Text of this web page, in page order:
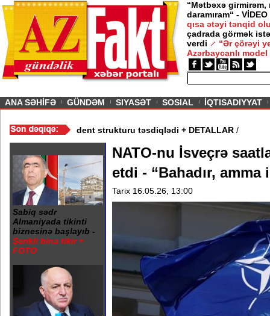
“Mətbəxə girmirəm,
daramıram“ - VİDEO
qısa ətəyi tənqid
çadrada görmək
verdi
“Ər çörəyi
Azərbaycanlı model
ANA SƏHİFƏ GÜNDƏM SIYASƏT SOSIAL İQTISADIYYAT
Şurası yaradıdı - Prezident strukturu təsdiqlədi + DETALLAR
Sabiq sədr
Almaniyada tikinti
biznesinə başlayıb -
Şərikli bina tikir +
FOTO
NATO-nu İsveçrə
etdi - “Bahadır, amma
Tarix 16.05.26, 13:00